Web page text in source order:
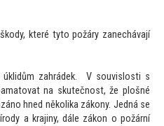
které tyto požáry zanechávají
úklidům zahrádek. V souvislosti s
tovat na skutečnost, že plošné
hned několika zákony. Jedná se
a krajiny, dále zákon o požární